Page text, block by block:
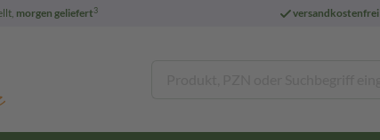
morgen geliefert3 versandkostenfrei